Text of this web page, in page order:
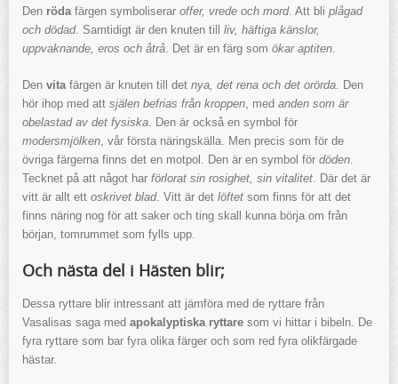
Den rödafärgen symboliserar offer, vrede och mord. Att bli plågad
och dödad. Samtidigt är den knuten till liv, häftiga känslor,
uppvaknande, eros och åtrå. Det är en färg som ökar aptiten.
Den vitafärgen är knuten till det nya, det rena och det orörda. Den
hör ihop med att själen befrias från kroppen, med anden som är
obelastad av det fysiska. Den är också en symbol för
modersmjölken, vår första näringskälla. Men precis som för de
övriga färgerna finns det en motpol. Den är en symbol för döden.
Tecknet på att något har förlorat sin rosighet, sin vitalitet. Där det är
vitt är allt ett oskrivet blad. Vitt är det löftet som finns för att det
finns näring nog för att saker och ting skall kunna börja om från
början, tomrummet som fylls upp.
Och nästa del i Hästen blir;
Dessa ryttare blir intressant att jämföra med de ryttare från
Vasalisas saga med apokalyptiska ryttare som vi hittar i bibeln. De
fyra ryttare som bar fyra olika färger och som red fyra olikfärgade
hästar.